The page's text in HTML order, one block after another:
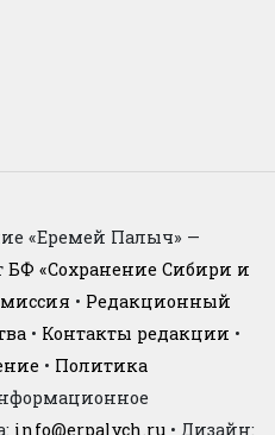
«Еремей Палыч» —
БФ «Сохранение Сибири и
• Редакционный
• Контакты редакции •
• Политика
info@erpalych.ru • Дизайн: